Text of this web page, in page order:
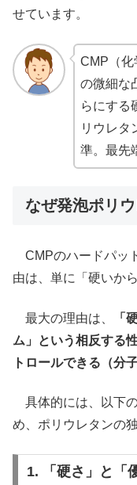
せています。
CMP（化
の微細な
らにする
リウレタ
準。最先
なぜ発泡ポリ
CMPのハードパッ
由は、単に「硬いか
最大の理由は、
「
ム」という相反する
トロールできる（分
具体的には、以下
め、ポリウレタンの
1. 「硬さ」と「